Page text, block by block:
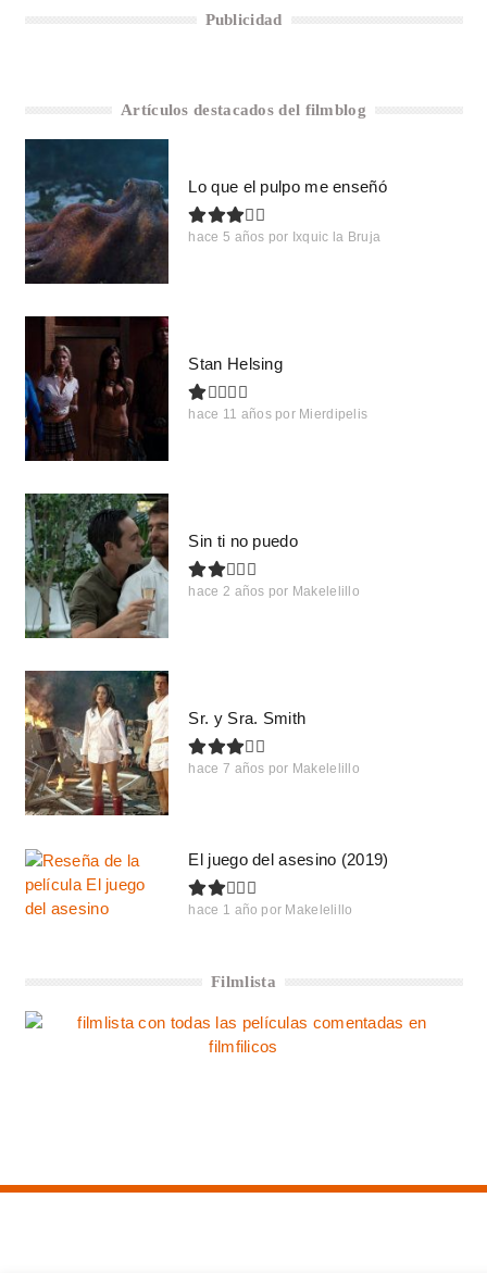
Publicidad
Artículos destacados del filmblog
Lo que el pulpo me enseñó
hace 5 años por Ixquic la Bruja
Stan Helsing
hace 11 años por Mierdipelis
Sin ti no puedo
hace 2 años por Makelelillo
Sr. y Sra. Smith
hace 7 años por Makelelillo
El juego del asesino (2019)
hace 1 año por Makelelillo
Filmlista